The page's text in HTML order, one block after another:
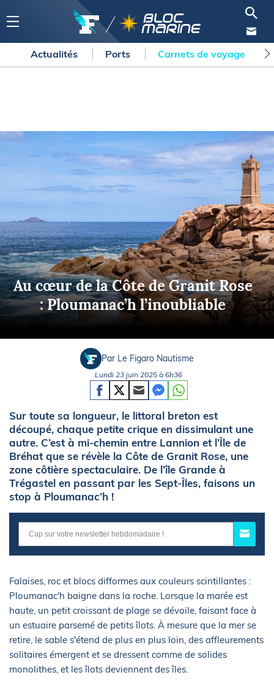
Actualités Ports Carnets de voyage
Au cœur de la Côte de Granit Rose
: Ploumanac’h l’inoubliable
Par Le Figaro Nautisme
Lundi 23 juin 2025 à 6h36
Sur toute sa longueur, le littoral breton est
découpé, chaque petite crique en dissimulant une
autre. C’est à mi-chemin entre Lannion et l’Île de
Bréhat que se révèle la Côte de Granit Rose, une
zone côtière spectaculaire. De l’île Grande à
Trégastel en passant par les Sept-Îles, faisons un
stop à Ploumanac’h !
Falaises, roc et blocs difformes aux couleurs scintillantes :
Ploumanac'h baigne dans la roche. Lorsque la marée est
haute, un petit croissant de plage se dévoile, faisant face à
un estuaire parsemé de petits îlots. À mesure que la mer se
retire, le sable s'étend de plus en plus loin, des affleurements
solitaires émergent et se dressent comme de solides
monolithes, et les îlots deviennent des îles.